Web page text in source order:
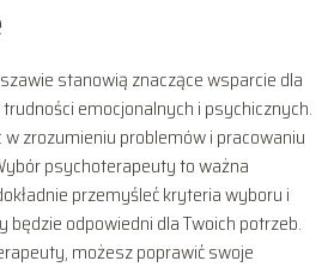
stanowią znaczące wsparcie dla
emocjonalnych i psychicznych.
zrozumieniu problemów i pracowaniu
psychoterapeuty to ważna
przemyśleć kryteria wyboru i
będzie odpowiedni dla Twoich potrzeb.
możesz poprawić swoje